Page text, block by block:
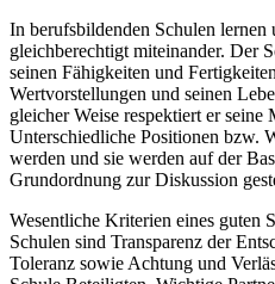
In berufsbildenden Schulen lernen
gleichberechtigt miteinander. Der
seinen Fähigkeiten und
Wertvorstellungen und seinen
gleicher Weise respektiert er
Unterschiedliche Positionen bzw.
werden und sie werden auf der
Grundordnung zur Diskussion
Wesentliche Kriterien eines guten
Schulen sind Transparenz der
Toleranz sowie Achtung und